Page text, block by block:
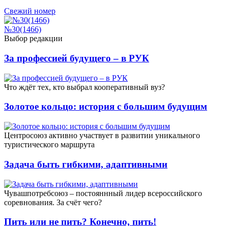
Свежий номер
№30(1466)
Выбор редакции
За профессией будущего – в РУК
Что ждёт тех, кто выбрал кооперативный вуз?
Золотое кольцо: история с большим будущим
Центросоюз активно участвует в развитии уникального
туристического маршрута
Задача быть гибкими, адаптивными
Чувашпотребсоюз – постояннный лидер всероссийского
соревнования. За счёт чего?
Пить или не пить? Конечно, пить!